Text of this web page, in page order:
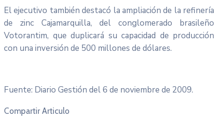
El ejecutivo también destacó la ampliación de la refinería
de zinc Cajamarquilla, del conglomerado brasileño
Votorantim, que duplicará su capacidad de producción
con una inversión de 500 millones de dólares.
Fuente: Diario Gestión del 6 de noviembre de 2009.
Compartir Articulo